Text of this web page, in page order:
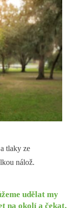
tlaky ze
nálož.
udělat my
na okolí a čekat,